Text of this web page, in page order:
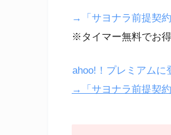
→「サヨナラ前提契
※タイマー無料でお
ahoo!！プレミアムに
→「サヨナラ前提契